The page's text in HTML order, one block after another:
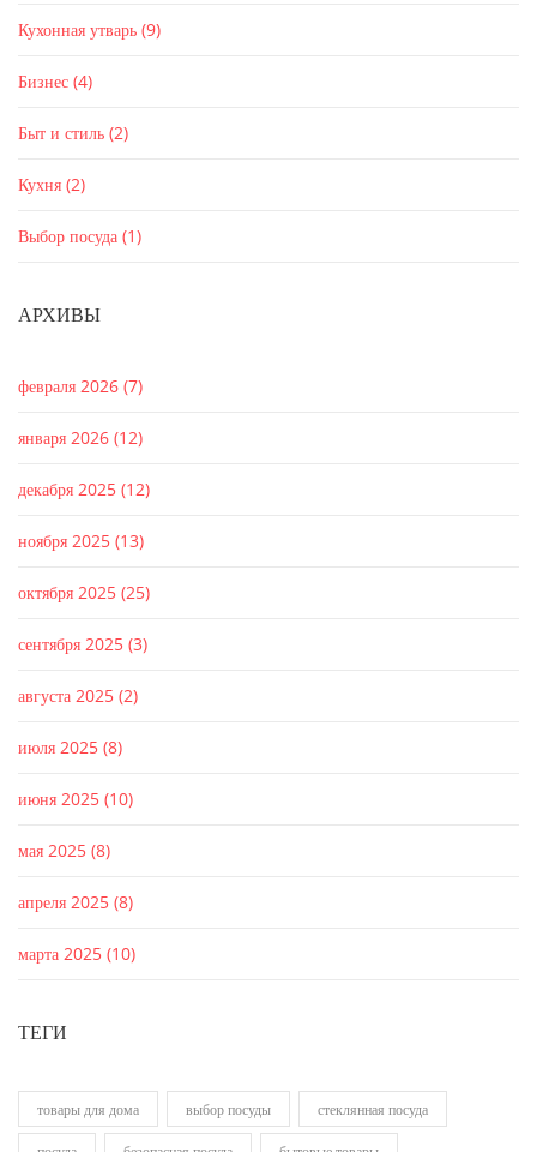
Кухонная утварь (9)
Бизнес (4)
Быт и стиль (2)
Кухня (2)
Выбор посуда (1)
АРХИВЫ
февраля 2026 (7)
января 2026 (12)
декабря 2025 (12)
ноября 2025 (13)
октября 2025 (25)
сентября 2025 (3)
августа 2025 (2)
июля 2025 (8)
июня 2025 (10)
мая 2025 (8)
апреля 2025 (8)
марта 2025 (10)
ТЕГИ
товары для дома выбор посуды стеклянная посуда